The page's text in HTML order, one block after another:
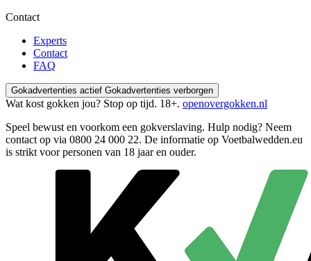
Contact
Experts
Contact
FAQ
Gokadvertenties actief Gokadvertenties verborgen
Wat kost gokken jou? Stop op tijd. 18+. openovergokken.nl
Speel bewust en voorkom een gokverslaving. Hulp nodig? Neem
contact op via 0800 24 000 22. De informatie op Voetbalwedden.eu
is strikt voor personen van 18 jaar en ouder.